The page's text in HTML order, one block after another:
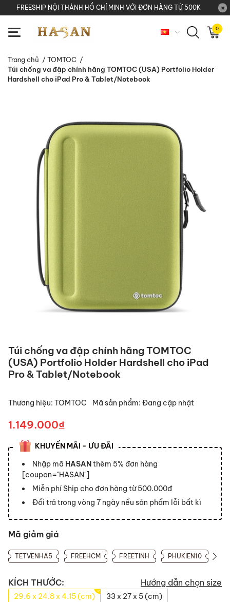
FREESHIP NỘI THÀNH HỒ CHÍ MINH VỚI ĐƠN HÀNG TỪ 500K
0
Trang chủ / TOMTOC /
Túi chống va đập chính hãng TOMTOC (USA) Portfolio Holder
Hardshell cho iPad Pro & Tablet/Notebook
Túi chống va đập chính hãng TOMTOC
(USA) Portfolio Holder Hardshell cho iPad
Pro & Tablet/Notebook
Thương hiệu: TOMTOC Mã sản phẩm: Đang cập nhật
1.149.000₫
KHUYẾN MÃI - ƯU ĐÃI
Nhập mã HASANthêm 5% đơn hàng
[coupon="HASAN"]
Miễn phí Ship cho đơn hàng từ 500.000đ
Đổi trả trong vòng 7 ngày nếu sản phẩm lỗi bất kì
Mã giảm giá
TETVENHA5 FREEHCM FREETINH PHUKIEN10
KÍCH THƯỚC: Hướng dẫn chọn size
29.6 x 24.8 x 4.15 (cm) 33 x 27 x 5 (cm)